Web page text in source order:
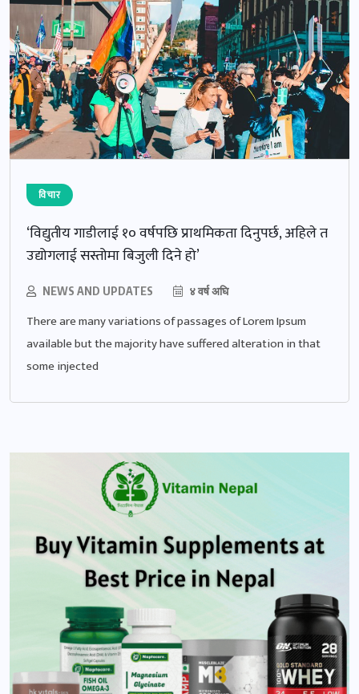
विचार
‘विद्युतीय गाडीलाई १० वर्षपछि प्राथमिकता दिनुपर्छ, अहिले त
उद्योगलाई सस्तोमा बिजुली दिने हो’
NEWS AND UPDATES ४ वर्ष अघि
There are many variations of passages of Lorem Ipsum
available but the majority have suffered alteration in that
some injected